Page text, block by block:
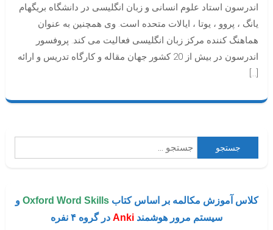
اندرسون استاد علوم انسانی و زبان انگلیسی در دانشگاه بریگهام
یانگ ، پروو ، یوتا ، ایالات متحده است. وی همچنین به عنوان
هماهنگ کننده مرکز زبان انگلیسی فعالیت می کند. پروفسور
اندرسون در بیش از 20 کشور جهان مقاله و کارگاه تدریس و ارائه
[…]
برای:
کلاس آموزش مکالمه بر اساس کتابOxford Word Skills و
سیستم مرور هوشمند Anki در گروه ۴ نفره